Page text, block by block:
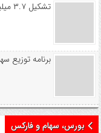
تشکیل ۳.۷ میلیون پرونده دیابت و فشارخون بالا
برنامه توزیع
بورس، سهام و فارکس